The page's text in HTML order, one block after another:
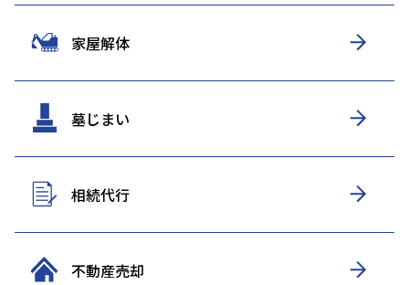
家屋解体
墓じまい
相続代行
不動産売却